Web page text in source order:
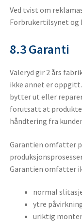
Ved tvist om
Forbrukertilsynet og
8.3 Garanti
Valeryd gir 2 års
ikke annet er
bytter ut eller
forutsatt at
håndtering fra
Garantien omfatter
Garantien omfatter
normal
ytre
uriktig